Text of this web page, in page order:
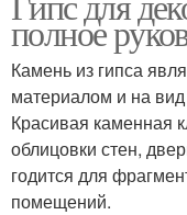
полное
Камень из гипса
материалом и на
Красивая каменная
облицовки стен,
годится для
помещений.